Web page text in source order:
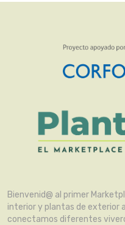
Bienvenid@ al primer
interior y plantas de exterior
conectamos diferentes